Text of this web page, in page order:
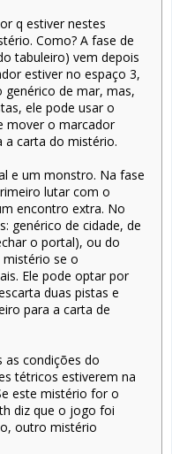
q estiver nestes
Como? A fase de
tabuleiro) vem depois
estiver no espaço 3,
de mar, mas,
ele pode usar o
mover o marcador
a carta do mistério.
e um monstro. Na fase
lutar com o
encontro extra. No
genérico de cidade, de
o portal), ou do
se o
Ele pode optar por
duas pistas e
para a carta de
as condições do
tétricos estiverem na
este mistério for o
diz que o jogo foi
outro mistério